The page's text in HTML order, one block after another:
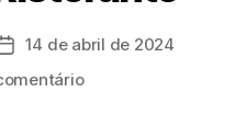
Data14 de abril de 2024
em